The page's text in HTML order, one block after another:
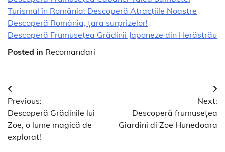
Turismul în România: Descoperă Atracțiile Noastre
Descoperă România, țara surprizelor!
Descoperă Frumusețea Grădinii Japoneze din Herăstrău
Posted in Recomandari
Navigare
în
articole
Previous:
Descoperă Grădinile lui
Zoe, o lume magică de
explorat!
Next:
Descoperă frumusețea
Giardini di Zoe Hunedoara